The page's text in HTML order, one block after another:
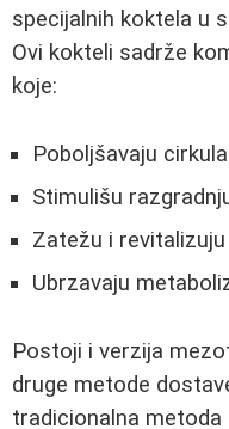
specijalnih koktela u
Ovi kokteli sadrže
koje:
Poboljšavaju
Stimulišu
Zatežu i
Ubrzavaju
Postoji i verzija
druge metode
tradicionalna